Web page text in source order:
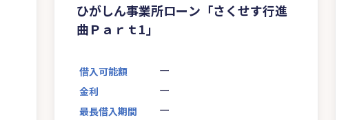
ひがしん事業所ローン「さくせす行進
曲Ｐａｒｔ1」
借入可能額 ー
金利 ー
最長借入期間 ー